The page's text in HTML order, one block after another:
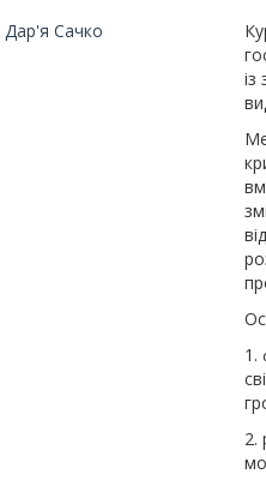
1.
2.
Дар'я Сачко